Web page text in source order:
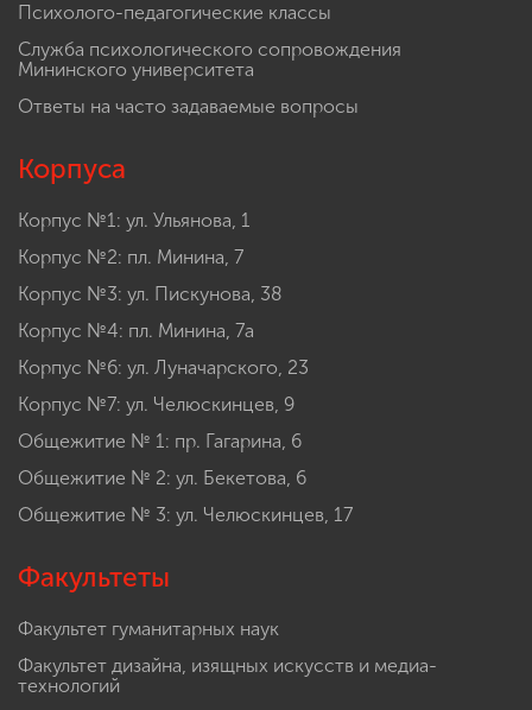
Психолого-педагогические классы
Служба психологического сопровождения
Мининского университета
Ответы на часто задаваемые вопросы
Корпуса
Корпус №1: ул. Ульянова, 1
Корпус №2: пл. Минина, 7
Корпус №3: ул. Пискунова, 38
Корпус №4: пл. Минина, 7а
Корпус №6: ул. Луначарского, 23
Корпус №7: ул. Челюскинцев, 9
Общежитие № 1: пр. Гагарина, 6
Общежитие № 2: ул. Бекетова, 6
Общежитие № 3: ул. Челюскинцев, 17
Факультеты
Факультет гуманитарных наук
Факультет дизайна, изящных искусств и медиа-
технологий